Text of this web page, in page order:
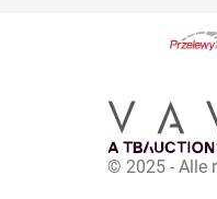
© 2025 - Alle